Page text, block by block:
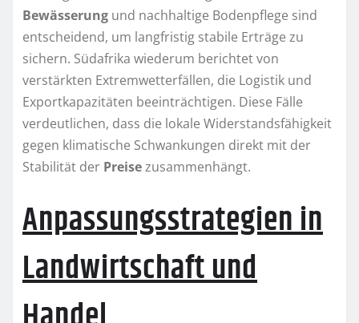
Bewässerung und nachhaltige Bodenpflege sind
entscheidend, um langfristig stabile Erträge zu
sichern. Südafrika wiederum berichtet von
verstärkten Extremwetterfällen, die Logistik und
Exportkapazitäten beeinträchtigen. Diese Fälle
verdeutlichen, dass die lokale Widerstandsfähigkeit
gegen klimatische Schwankungen direkt mit der
Stabilität der Preisezusammenhängt.
Anpassungsstrategien in
Landwirtschaft und